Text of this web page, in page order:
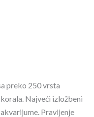
preko 250 vrsta
Najveći izložbeni
Pravljenje